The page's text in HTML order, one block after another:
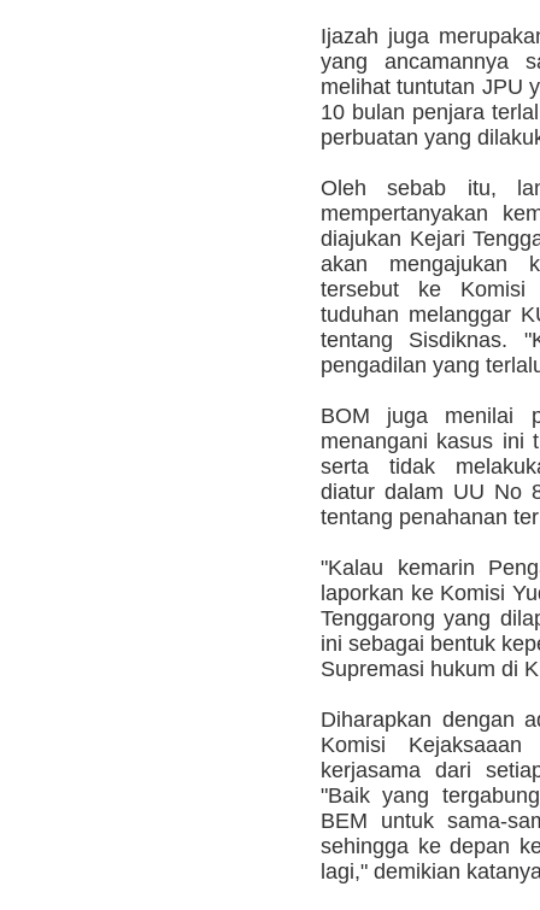
Ijazah juga
yang ancamannya
melihat tuntutan JPU
10 bulan penjara
perbuatan yang
Oleh sebab itu,
mempertanyakan
diajukan Kejari
akan mengajukan
tersebut ke Komisi
tuduhan melanggar
tentang Sisdiknas.
pengadilan yang
BOM juga menilai
menangani kasus ini
serta tidak
diatur dalam UU No
tentang penahanan
"Kalau kemarin
laporkan ke Komisi
Tenggarong yang
ini sebagai bentuk
Supremasi hukum di
Diharapkan dengan
Komisi
kerjasama dari
"Baik yang
BEM untuk sama-
sehingga ke depan
lagi," demikian